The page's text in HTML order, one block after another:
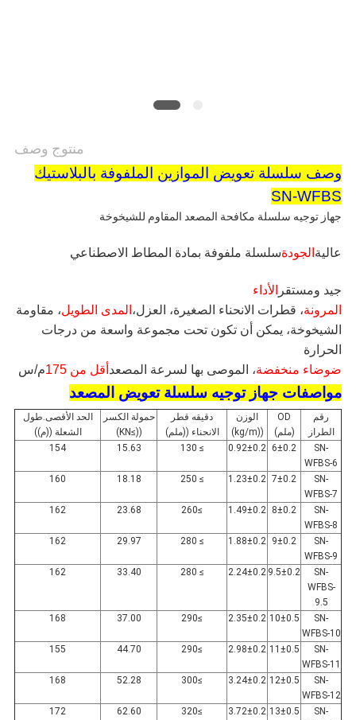
منتوج وصف
وصف سلسلة تعويض الموازين الملفوفة بالبلاستيك
SN-WFBS
جهاز توجيه سلسلة مكافحة المصعد المقاوم للشيخوخة
عالية الجودةسلسلة ملفوفة بمادة المطاط الاصطناعي
جيد ومستقر الأداء
المرونة، قطرات الانحناء الصغيرة، العزل، المدى الطويل، مقاومة
الشيخوخة، يمكن أن تكون تحت مجموعة واسعة من درجات
الحرارة
ضوضاء منخفضة، الموصى بها لسرعة المصعد أقل من 175 م/س
مواصفات جهاز توجيه سلسلة تعويض المصعد
رقم
الطراز
OD
(ملم)
الوزن
((kg/m)
دقيقه قطر
الانحناء ((ملم)
حمولة الكسر
((≥KN)
الحد الأقصى.طول
الشعلة ((م))
SN-
WFBS-6
6±0.2
0.92±0.2
≥ 130
15.63
154
SN-
WFBS-7
7±0.2
1.23±0.2
≥ 250
18.18
160
SN-
WFBS-8
8±0.2
1.49±0.2
≥260
23.68
162
SN-
WFBS-9
9±0.2
1.88±0.2
≥ 280
29.97
162
SN-
WFBS-
9.5
9.5±0.2
2.24±0.2
≥ 280
33.40
162
SN-
WFBS-10
10±0.5
2.35±0.2
≥290
37.00
168
SN-
WFBS-11
11±0.5
2.98±0.2
≥290
44.70
155
SN-
WFBS-12
12±0.5
3.24±0.2
≥300
52.28
168
SN-
13±0.5
3.72±0.2
≥320
62.60
172